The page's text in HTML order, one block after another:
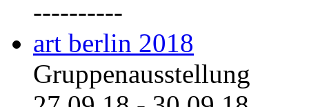
----------
art berlin 2018
Gruppenausstellung